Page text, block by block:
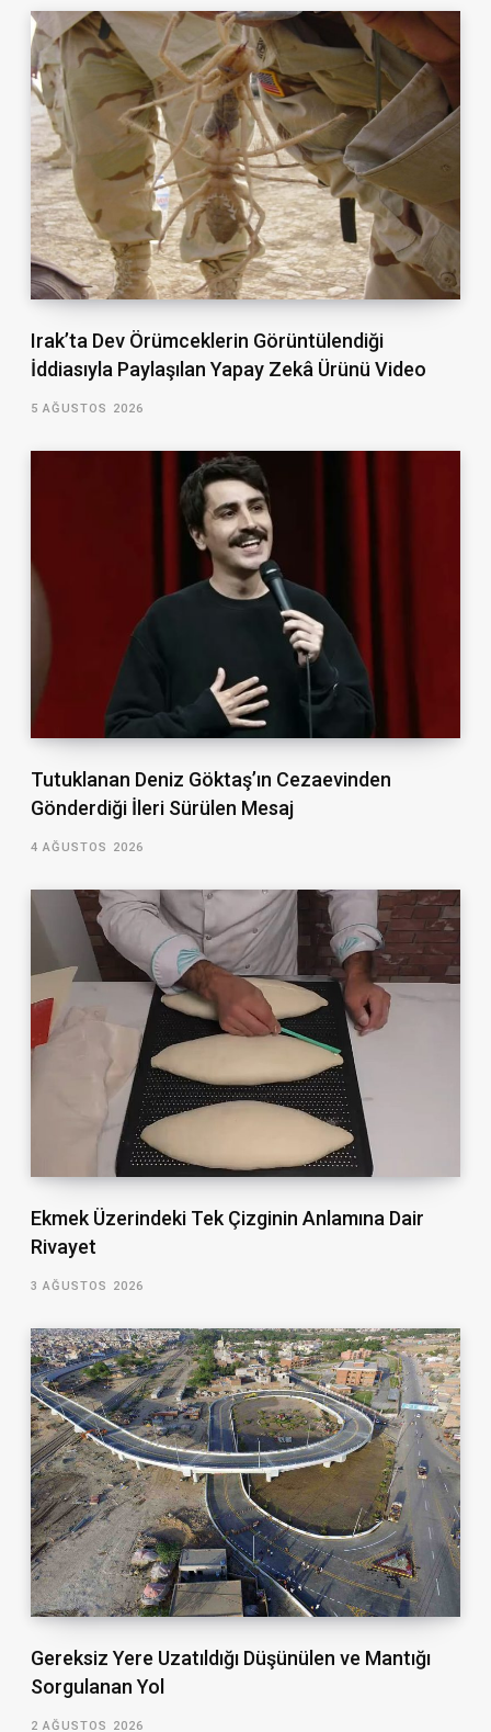
Irak’ta Dev Örümceklerin Görüntülendiği
İddiasıyla Paylaşılan Yapay Zekâ Ürünü Video
5 AĞUSTOS 2026
Tutuklanan Deniz Göktaş’ın Cezaevinden
Gönderdiği İleri Sürülen Mesaj
4 AĞUSTOS 2026
Ekmek Üzerindeki Tek Çizginin Anlamına Dair
Rivayet
3 AĞUSTOS 2026
Gereksiz Yere Uzatıldığı Düşünülen ve Mantığı
Sorgulanan Yol
2 AĞUSTOS 2026